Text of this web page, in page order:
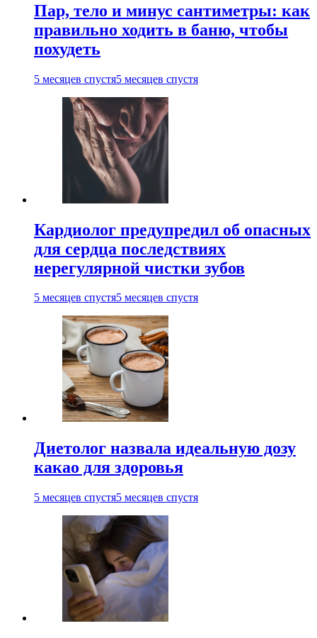
Пар, тело и минус сантиметры: как
правильно ходить в баню, чтобы
похудеть
5 месяцев спустя5 месяцев спустя
Кардиолог предупредил об опасных
для сердца последствиях
нерегулярной чистки зубов
5 месяцев спустя5 месяцев спустя
Диетолог назвала идеальную дозу
какао для здоровья
5 месяцев спустя5 месяцев спустя